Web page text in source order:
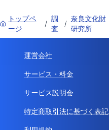
トップペ
ージ
/
調
査
/
奈良文化財
研究所
運営会社
サービス・料金
サービス説明会
特定商取引法に基づく表記